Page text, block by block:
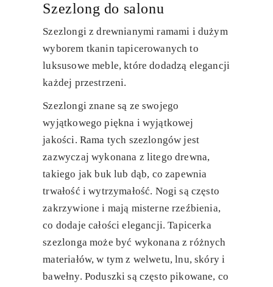
Szezlong do salonu
Szezlongi z drewnianymi ramami i dużym
wyborem tkanin tapicerowanych to
luksusowe meble, które dodadzą elegancji
każdej przestrzeni.
Szezlongi znane są ze swojego
wyjątkowego piękna i wyjątkowej
jakości. Rama tych szezlongów jest
zazwyczaj wykonana z litego drewna,
takiego jak buk lub dąb, co zapewnia
trwałość i wytrzymałość. Nogi są często
zakrzywione i mają misterne rzeźbienia,
co dodaje całości elegancji. Tapicerka
szezlonga może być wykonana z różnych
materiałów, w tym z welwetu, lnu, skóry i
bawełny. Poduszki są często pikowane, co